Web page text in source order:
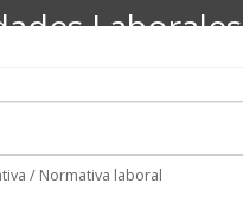
Laborales
/ Normativa laboral